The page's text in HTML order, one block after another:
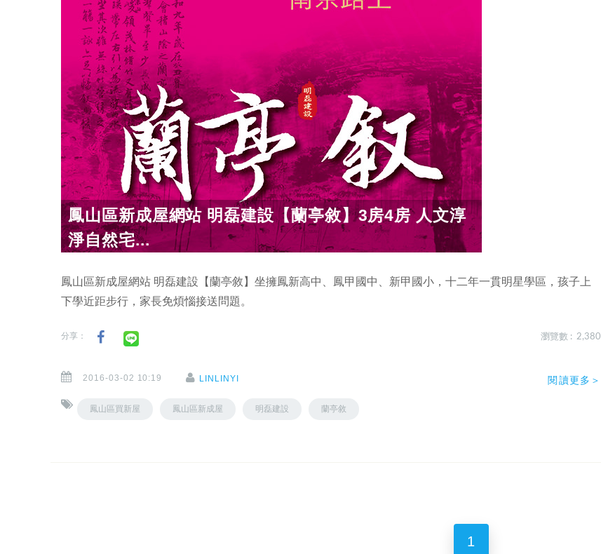
鳳山區新成屋網站 明磊建設【蘭亭敘】3房4房 人文淳
淨自然宅...
鳳山區新成屋網站 明磊建設【蘭亭敘】坐擁鳳新高中、鳳甲國中、新甲國小，十二年一貫明星學區，孩子上
下學近距步行，家長免煩惱接送問題。
分享： 瀏覽數 : 2,380
2016-03-02 10:19 LINLINYI
鳳山區買新屋 鳳山區新成屋 明磊建設 蘭亭敘
閱讀更多＞
1